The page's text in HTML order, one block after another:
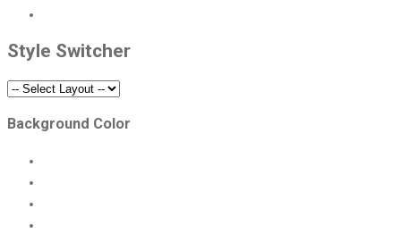
Style Switcher
Background Color